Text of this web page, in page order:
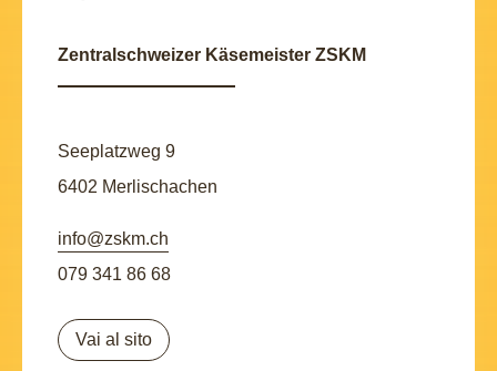
Zentralschweizer Käsemeister ZSKM
Seeplatzweg 9
6402 Merlischachen
info@zskm.ch
079 341 86 68
Vai al sito